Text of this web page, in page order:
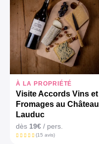
À LA PROPRIÉTÉ
Visite Accords Vins et
Fromages au Château
Lauduc
dès 19€ / pers.
(15 avis)